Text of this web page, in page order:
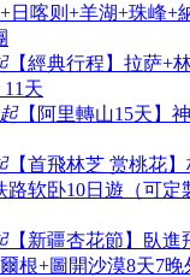
日喀则+羊湖+珠峰+
【經典行程】拉萨+
天
【阿里轉山15天】
【首飛林芝 赏桃花
路软卧10日遊（可定
【新疆杏花節】臥進
根+圖開沙漠8天7晚